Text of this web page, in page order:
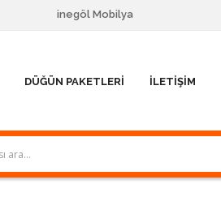
inegöl Mobilya
DÜĞÜN PAKETLERI İLETIŞIM